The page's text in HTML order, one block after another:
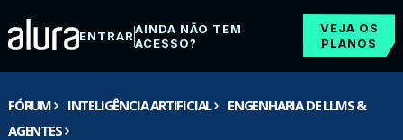
ENTRARAINDA NÃO TEM
ACESSO?
VEJA OS
PLANOS
FÓRUM INTELIGÊNCIA ARTIFICIAL
ENGENHARIA DE LLMS &
AGENTES